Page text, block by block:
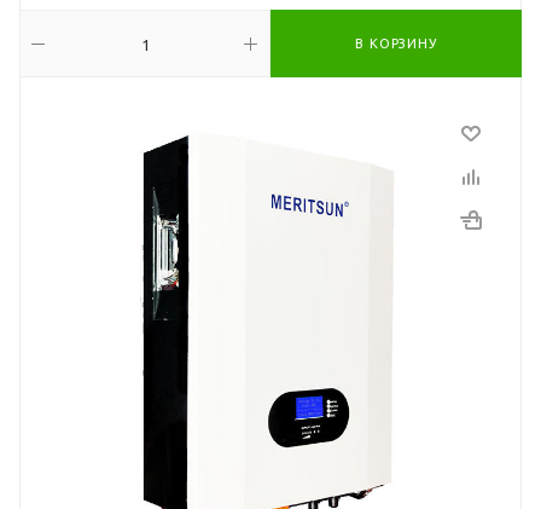
В КОРЗИНУ